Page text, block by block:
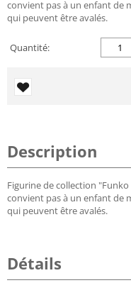
convient pas à un enfant de
qui peuvent être avalés.
Quantité:
Description
Figurine de collection "Funko
convient pas à un enfant de
qui peuvent être avalés.
Détails